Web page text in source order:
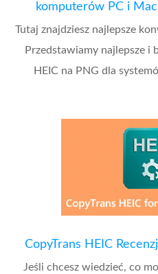
komputerów PC i
Tutaj znajdziesz najlepsze
Przedstawiamy najlepsze i
HEIC na PNG dla
CopyTrans HEIC
Jeśli chcesz wiedzieć, co